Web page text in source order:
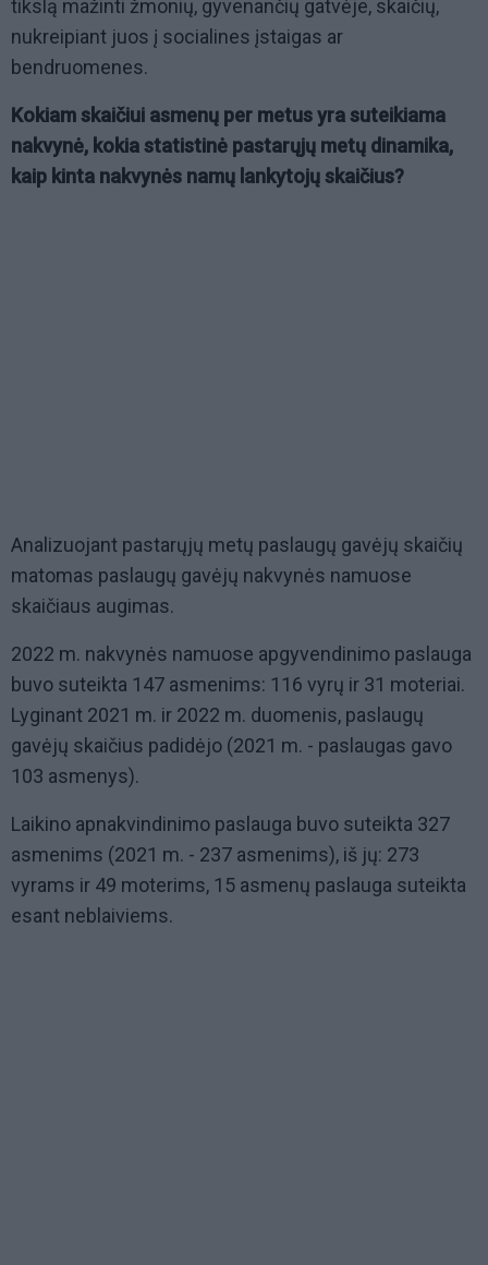
tikslą mažinti žmonių, gyvenančių gatvėje, skaičių,
nukreipiant juos į socialines įstaigas ar
bendruomenes.
Kokiam skaičiui asmenų per metus yra suteikiama
nakvynė, kokia statistinė pastarųjų metų dinamika,
kaip kinta nakvynės namų lankytojų skaičius?
Analizuojant pastarųjų metų paslaugų gavėjų skaičių
matomas paslaugų gavėjų nakvynės namuose
skaičiaus augimas.
2022 m. nakvynės namuose apgyvendinimo paslauga
buvo suteikta 147 asmenims: 116 vyrų ir 31 moteriai.
Lyginant 2021 m. ir 2022 m. duomenis, paslaugų
gavėjų skaičius padidėjo (2021 m. - paslaugas gavo
103 asmenys).
Laikino apnakvindinimo paslauga buvo suteikta 327
asmenims (2021 m. - 237 asmenims), iš jų: 273
vyrams ir 49 moterims, 15 asmenų paslauga suteikta
esant neblaiviems.